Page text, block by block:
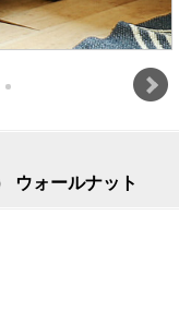
ウォールナット